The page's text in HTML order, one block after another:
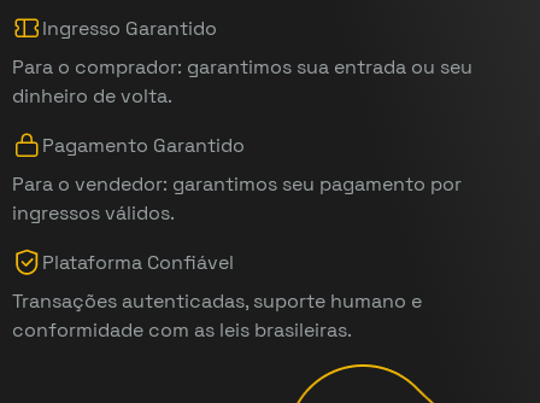
Ingresso Garantido
Para o comprador: garantimos sua entrada ou seu
dinheiro de volta.
Pagamento Garantido
Para o vendedor: garantimos seu pagamento por
ingressos válidos.
Plataforma Confiável
Transações autenticadas, suporte humano e
conformidade com as leis brasileiras.